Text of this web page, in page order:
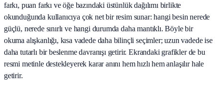
farkı, puan farkı ve öğe bazındaki üstünlük dağılımı birlikte
okunduğunda kullanıcıya çok net bir resim sunar: hangi besin nerede
güçlü, nerede sınırlı ve hangi durumda daha mantıklı. Böyle bir
okuma alışkanlığı, kısa vadede daha bilinçli seçimler; uzun vadede ise
daha tutarlı bir beslenme davranışı getirir. Ekrandaki grafikler de bu
resmi metinle destekleyerek karar anını hem hızlı hem anlaşılır hale
getirir.